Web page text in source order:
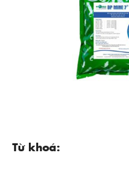
Từ khoá: